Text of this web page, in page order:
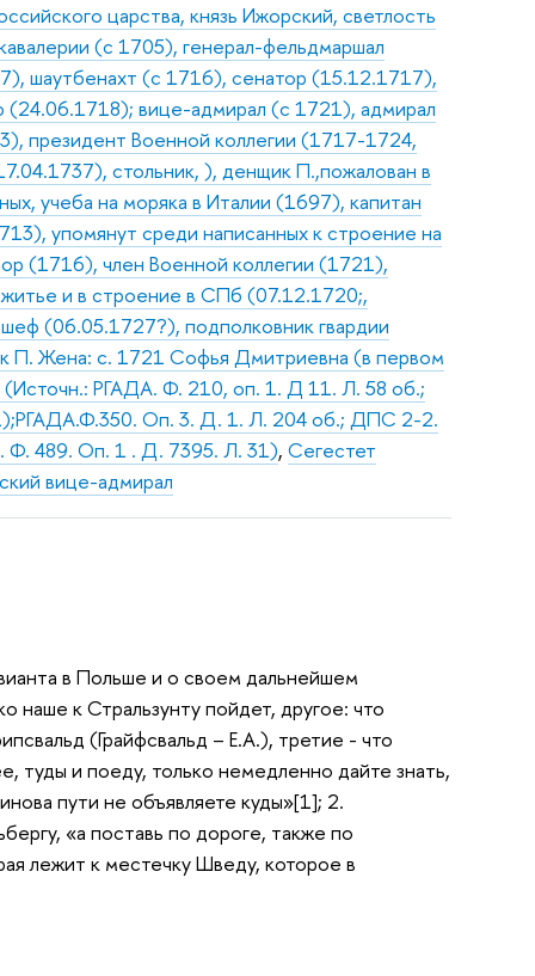
царства, князь Ижорский, светлость
(с 1705), генерал-фельдмаршал
шаутбенахт (с 1716), сенатор (15.12.1717),
(24.06.1718); вице-адмирал (с 1721), адмирал
президент Военной коллегии (1717-1724,
стольник, ), денщик П.,пожалован в
учеба на моряка в Италии (1697), капитан
упомянут среди написанных к строение на
(1716), член Военной коллегии (1721),
и в строение в СПб (07.12.1720;,
(06.05.1727?), подполковник гвардии
П. Жена: с. 1721 Софья Дмитриевна (в первом
РГАДА. Ф. 210, оп. 1. Д 11. Л. 58 об.;
Оп. 3. Д. 1. Л. 204 об.; ДПС 2-2.
Ф. 489. Оп. 1 . Д. 7395. Л. 31),Сегестет
вице-адмирал
в Польше и о своем дальнейшем
наше к Стральзунту пойдет, другое: что
(Грайфсвальд – Е.А.), третие - что
туды и поеду, только немедленно дайте знать,
пути не объявляете куды»[1]; 2.
«а поставь по дороге, также по
лежит к местечку Шведу, которое в